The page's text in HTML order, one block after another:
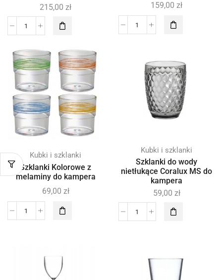
215,00 zł
159,00 zł
Kubki i szklanki
Szklanki Kolorowe z
melaminy do kampera
69,00 zł
Kubki i szklanki
Szklanki do wody
nietłukące Coralux MS do
kampera
59,00 zł